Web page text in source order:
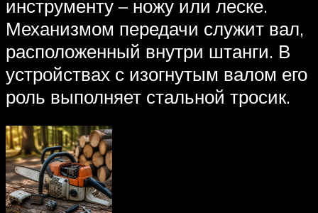
инструменту – ножу или леске.
Механизмом передачи служит вал,
расположенный внутри штанги. В
устройствах с изогнутым валом его
роль выполняет стальной тросик.